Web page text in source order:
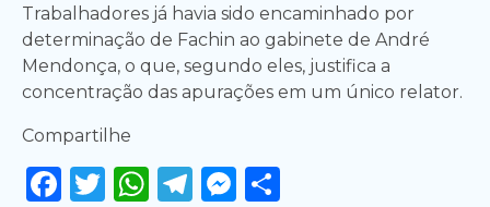
Trabalhadores já havia sido encaminhado por
determinação de Fachin ao gabinete de André
Mendonça, o que, segundo eles, justifica a
concentração das apurações em um único relator.
Compartilhe
Facebook
Twitter
WhatsApp
Telegram
Messenger